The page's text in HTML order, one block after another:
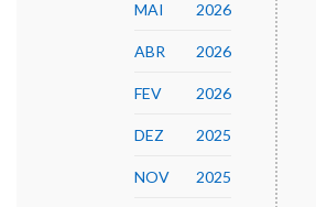
MAI 2026
ABR 2026
FEV 2026
DEZ 2025
NOV 2025